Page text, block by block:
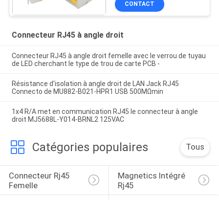
CONTACT
Connecteur RJ45 à angle droit
Connecteur RJ45 à angle droit femelle avec le verrou de tuyau
de LED cherchant le type de trou de carte PCB -
Résistance d'isolation à angle droit de LAN Jack RJ45
Connecto de MU882-B021-HPR1 USB 500MΩmin
1x4 R/A met en communication RJ45 le connecteur à angle
droit MJ5688L-Y014-BRNL2 125VAC
Catégories populaires Tous
Connecteur Rj45
Femelle
Magnetics Intégré
Rj45